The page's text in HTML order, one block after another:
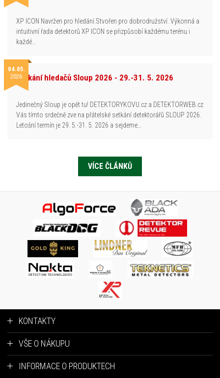
XP ICON Navržen pro hledání.Stvořen pro dobrodružství. Výkonná a
intuitivní řada detektorů XP ICON se přizpůsobí každému terénu i
každé…
04.05.
2026Setkání hledačů Sloup 2026 - 29.-31. 5. 2026
Jedinečný Sloup je opět tu! DETEKTORYKOVU.cz a DETEKTORWEB.cz
Vás tímto srdečně zve na přátelské setkání detektorářů SLOUP 2026.
Letošní termín je 29. 5.-31. 5. 2026 a sejdeme…
VÍCE ČLÁNKŮ
KONTAKTY
VŠE O NÁKUPU
INFORMACE O PRODUKTECH